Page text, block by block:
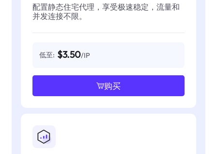
配置静态住宅代理，享受极速稳定，流量和
并发连接不限。
低至: $3.50/IP
购买